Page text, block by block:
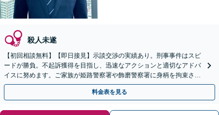
殺人未遂
【初回相談無料】【即日接見】示談交渉の実績あり。刑事事件はスピ
ードが勝負。不起訴獲得を目指し、迅速なアクションと適切なアドバ
イスに努めます。ご家族が姫路警察署や飾磨警察署に身柄を拘束され
たら、すぐにご相談を【夜間／休日相談可】
料金表を見る